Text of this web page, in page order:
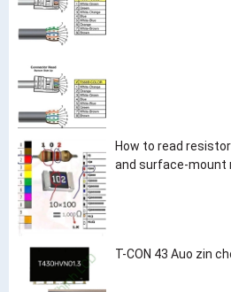
How to read
and surface-mount
T-CON 43 Auo zin